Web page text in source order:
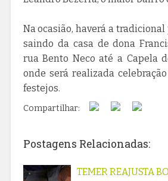
Na ocasião, haverá a tradicional
saindo da casa de dona
rua Bento Neco até a Capela
onde será realizada
festejos.
Compartilhar:
Postagens Relacionadas:
TEMER REAJUSTA